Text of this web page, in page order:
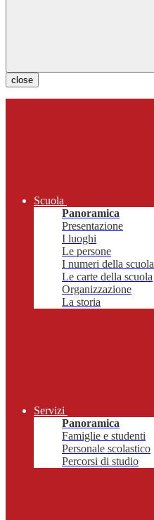
close
Scuola
Panoramica
Presentazione
I luoghi
Le persone
I numeri della scuola
Le carte della scuola
Organizzazione
La storia
Servizi
Panoramica
Famiglie e studenti
Personale scolastico
Percorsi di studio